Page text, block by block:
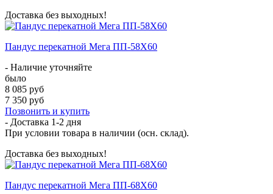
Доставка без выходных!
Пандус перекатной Мега ПП-58Х60
- Наличие уточняйте
было
8 085 руб
7 350 руб
Позвонить и купить
- Доставка 1-2 дня
При условии товара в наличии (осн. склад).
Доставка без выходных!
Пандус перекатной Мега ПП-68Х60